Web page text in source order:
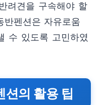
려견을 구속해야 할
반펜션은 자유로움
수 있도록 고민하였
션의 활용 팁